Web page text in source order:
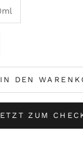
IN DEN
ZUM